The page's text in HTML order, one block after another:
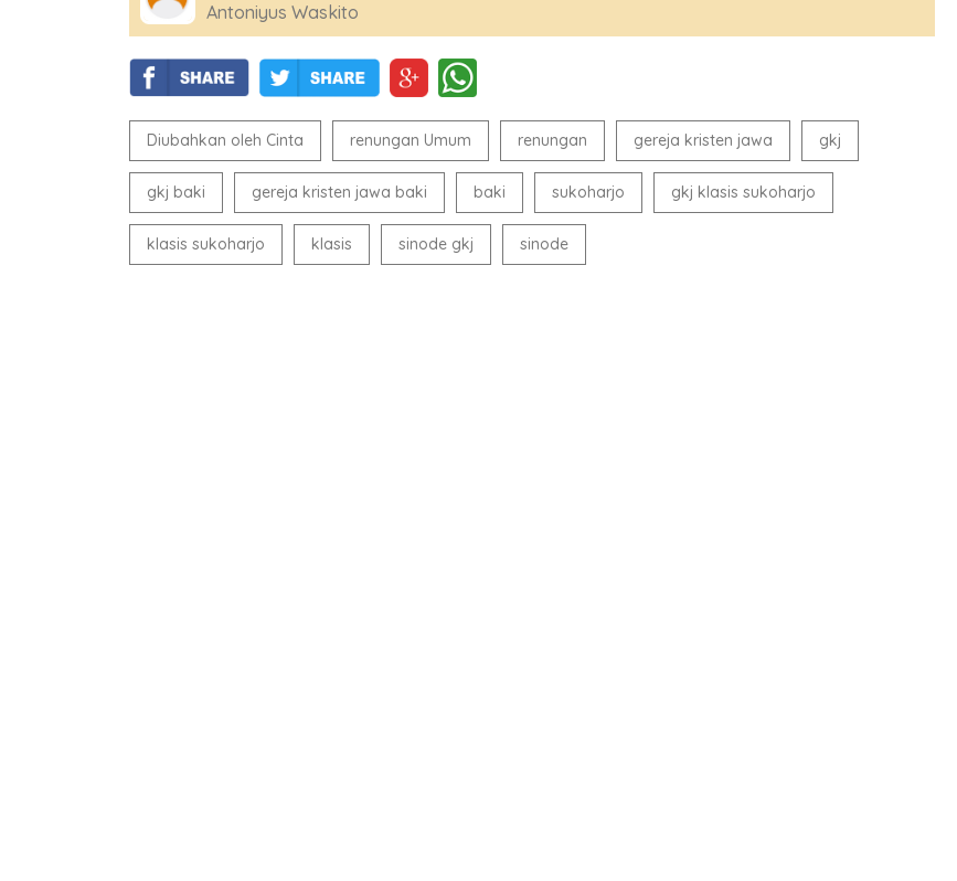
Antoniyus Waskito
Diubahkan oleh Cinta renungan Umum renungan gereja kristen jawa gkj
gkj baki gereja kristen jawa baki baki sukoharjo gkj klasis sukoharjo
klasis sukoharjo klasis sinode gkj sinode